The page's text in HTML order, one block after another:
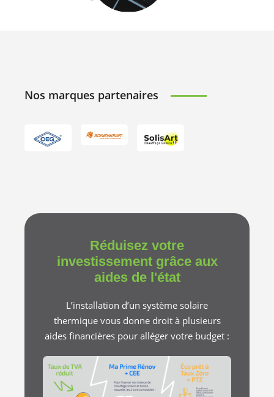
Nos marques partenaires
Réduisez votre
investissement grâce aux
aides de l'état
L’installation d’un système solaire
thermique vous donne droit à plusieurs
aides financières pour alléger votre budget :